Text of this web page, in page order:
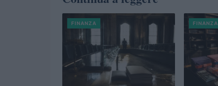
FINANZA FINANZA